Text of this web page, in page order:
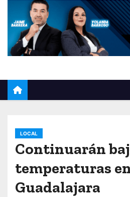
LOCAL
Continuarán
temperaturas
Guadalajara